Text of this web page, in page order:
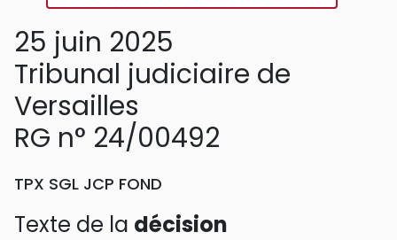
25 juin 2025
Tribunal judiciaire de
Versailles
RG n° 24/00492
TPX SGL JCP FOND
Texte de la décision